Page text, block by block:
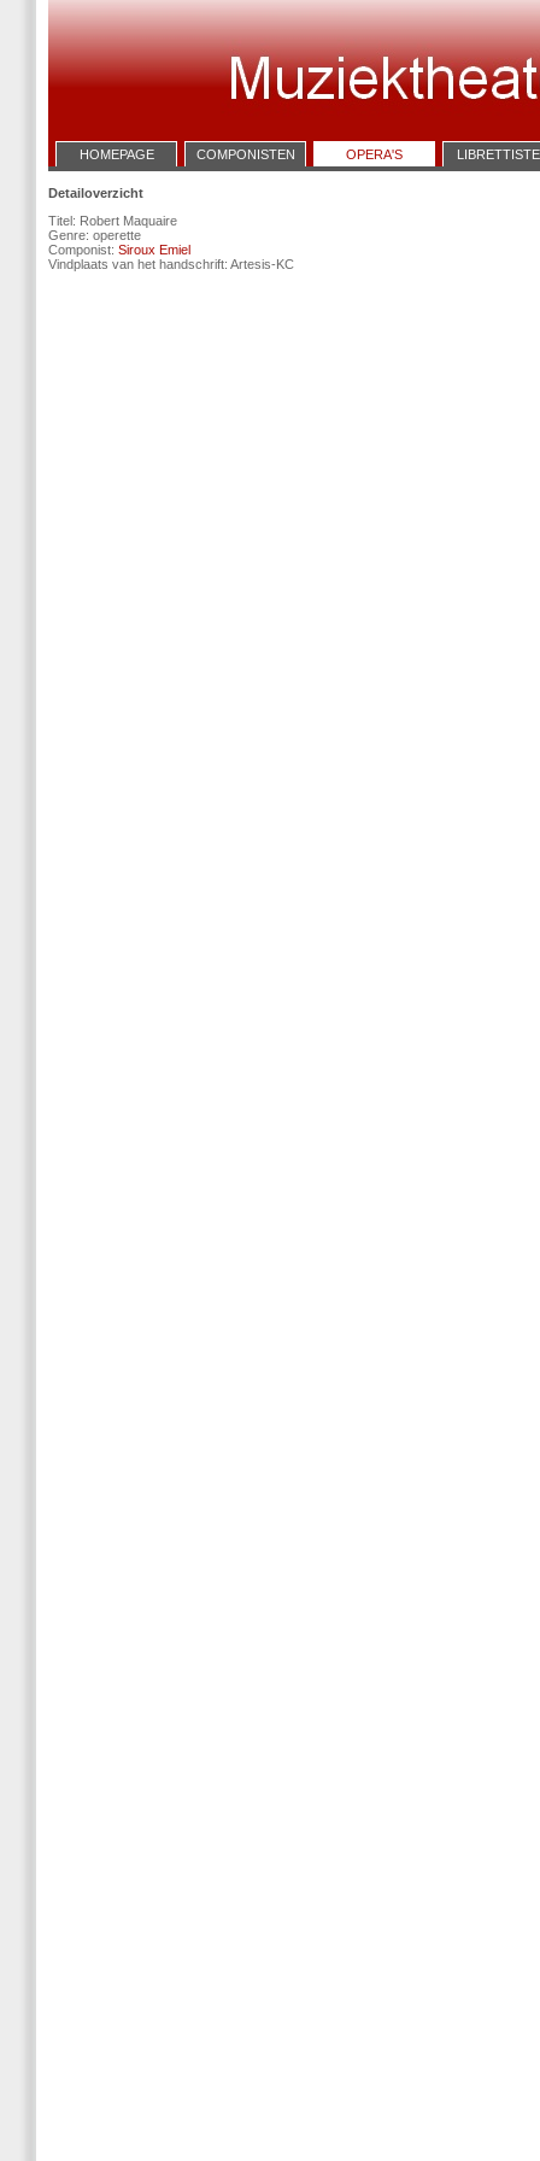
HOMEPAGE COMPONISTEN OPERA'S
Detailoverzicht
Titel: Robert Maquaire
Genre: operette
Componist: Siroux Emiel
Vindplaats van het handschrift: Artesis-KC